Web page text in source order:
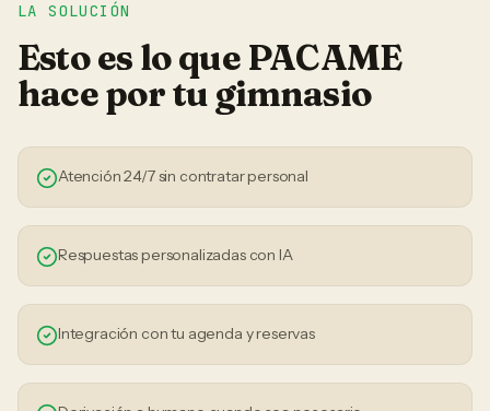
LA SOLUCIÓN
Esto es lo que PACAME
hace por tu gimnasio
Atención 24/7 sin contratar personal
Respuestas personalizadas con IA
Integración con tu agenda y reservas